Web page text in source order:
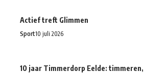
Actief treft Glimmen
Sport10 juli 2026
10 jaar Timmerdorp Eelde: timmeren,